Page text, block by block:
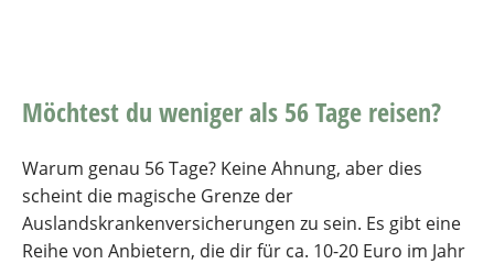
Möchtest du weniger als 56 Tage reisen?
Warum genau 56 Tage? Keine Ahnung, aber dies
scheint die magische Grenze der
Auslandskrankenversicherungen zu sein. Es gibt eine
Reihe von Anbietern, die dir für ca. 10-20 Euro im Jahr